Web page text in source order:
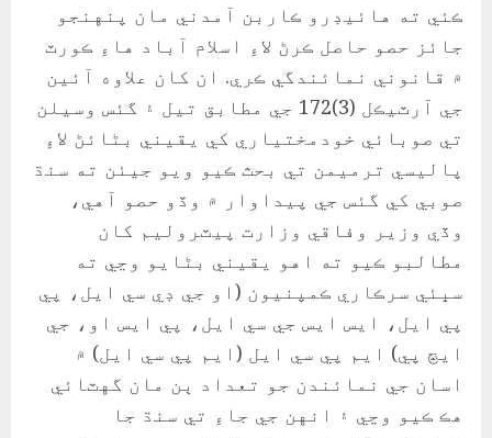
ڪئي ته هائيڊرو ڪاربن آمدني مان پنهنجو
جائز حصو حاصل ڪرڻ لاءِ اسلام آباد هاءِ ڪورٽ
۾ قانوني نمائندگي ڪري. ان کان علاوه آئين
جي آرٽيڪل (3)172 جي مطابق تيل ۽ گئس وسيلن
تي صوبائي خودمختياري کي يقيني بڻائڻ لاءِ
پاليسي ترميمن تي بحث ڪيو ويو جيئن ته سنڌ
صوبي کي گئس جي پيداوار ۾ وڏو حصو آهي،
وڏي وزير وفاقي وزارت پيٽروليم کان
مطالبو ڪيو ته اهو يقيني بڻايو وڃي ته
سڀئي سرڪاري ڪمپنيون (او جي ڊي سي ايل، پي
پي ايل، ايس ايس جي سي ايل، پي ايس او، جي
ايڇ پي) ايم پي سي ايل (ايم پي سي ايل) ۾
اسان جي نمائندن جو تعداد ٻن مان گهٽائي
هڪ ڪيو وڃي ۽ انهن جي جاءِ تي سنڌ جا